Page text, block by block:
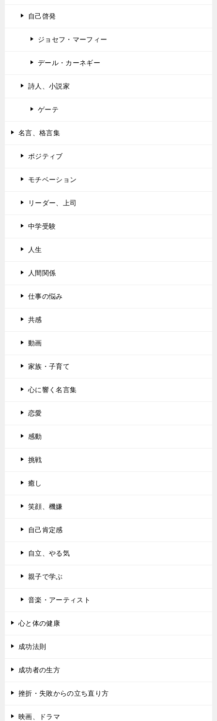
自己啓発
ジョセフ・マーフィー
デール・カーネギー
詩人、小説家
ゲーテ
名言、格言集
ポジティブ
モチベーション
リーダー、上司
中学受験
人生
人間関係
仕事の悩み
共感
動画
家族・子育て
心に響く名言集
恋愛
感動
挑戦
癒し
笑顔、機嫌
自己肯定感
自立、やる気
親子で学ぶ
音楽・アーティスト
心と体の健康
成功法則
成功者の生方
挫折・失敗からの立ち直り方
映画、ドラマ